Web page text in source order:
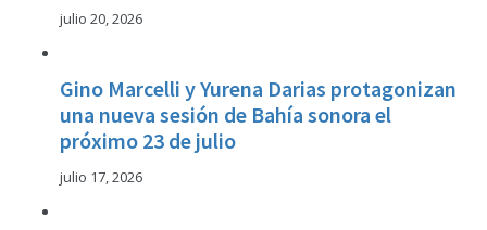
julio 20, 2026
Gino Marcelli y Yurena Darias protagonizan
una nueva sesión de Bahía sonora el
próximo 23 de julio
julio 17, 2026